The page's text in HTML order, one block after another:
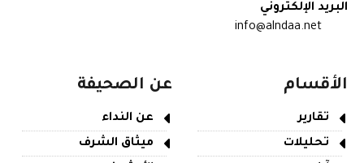
البريد الإلكتروني
info@alndaa.net
الأقسام
تقارير
تحليلات
عن الصحيفة
عن النداء
ميثاق الشرف